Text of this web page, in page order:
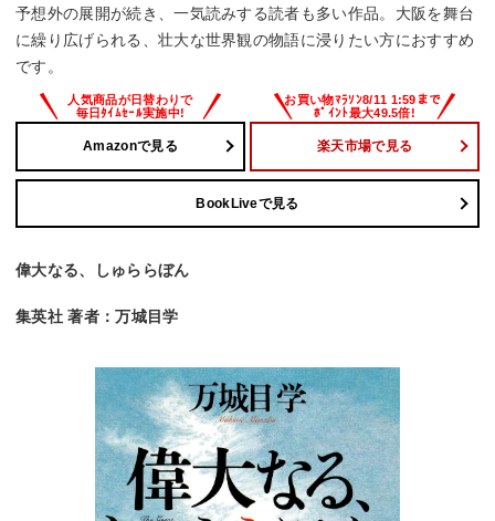
予想外の展開が続き、一気読みする読者も多い作品。大阪を舞台
に繰り広げられる、壮大な世界観の物語に浸りたい方におすすめ
です。
Amazonで見る 楽天市場で見る
BookLiveで見る
偉大なる、しゅららぼん
集英社 著者：万城目学